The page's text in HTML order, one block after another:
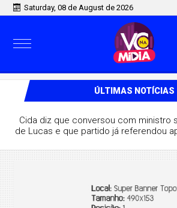
Saturday, 08 de August de 2026
ÚLTIMAS NOTÍCIAS
destaca aliança com Lucas e
vencer eleição no 1º turno